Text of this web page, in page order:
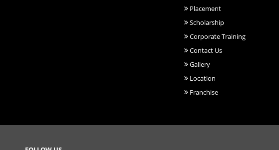
Placement
Scholarship
Corporate Training
Contact Us
Gallery
Location
Franchise